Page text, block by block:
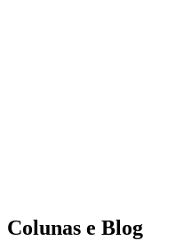
Colunas e Blog